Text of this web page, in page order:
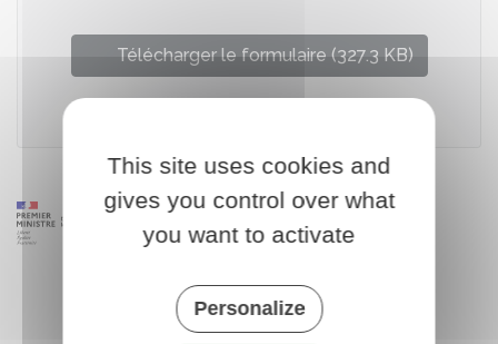
Télécharger le formulaire (327.3 KB)
This site uses cookies and
gives you control over what
you want to activate
Personalize